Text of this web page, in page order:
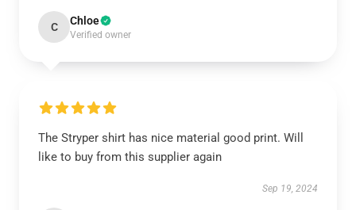
C Chloe
Verified owner
The Stryper shirt has nice material good print. Will
like to buy from this supplier again
Sep 19, 2024